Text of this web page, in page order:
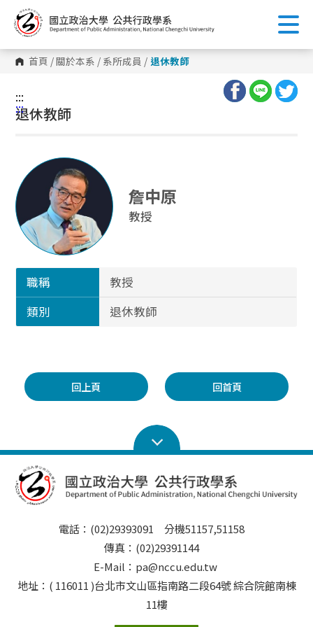
到
主
內
容 首頁 /關於本系 / 系所成員 / 退休教師
:::
:::
退休教師
詹中原
教授
職稱
教授
類別
退休教師
回上頁 回首頁
電話：(02)29393091 分機51157,51158
傳真：(02)29391144
E-Mail：pa@nccu.edu.tw
地址：( 116011 )台北市文山區指南路二段64號 綜合院館南棟
11樓